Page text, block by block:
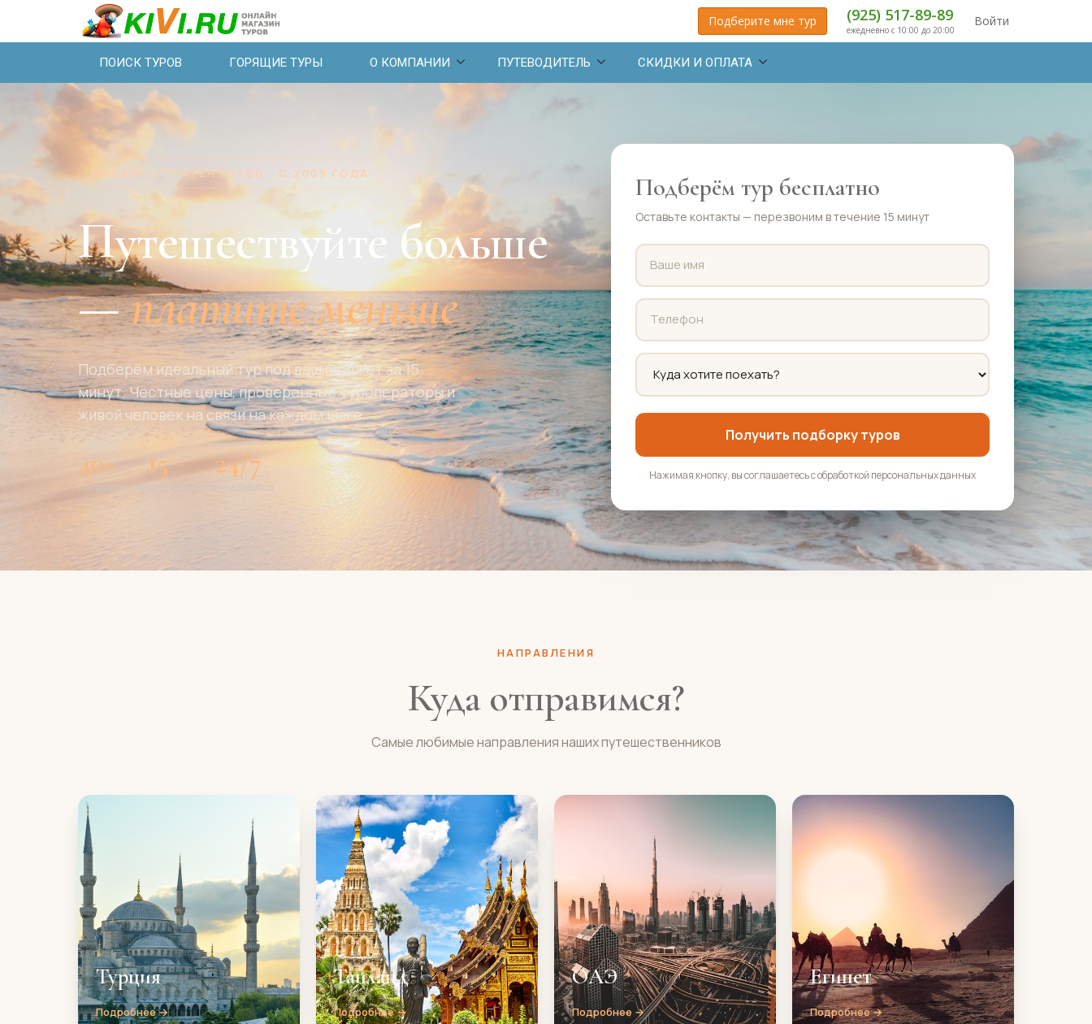
Подберите мне тур (925) 517-89-89
ежедневно с 10:00 до 20:00
Войти
ПОИСК ТУРОВ ГОРЯЩИЕ ТУРЫ О КОМПАНИИ ПУТЕВОДИТЕЛЬ СКИДКИ И ОПЛАТА
ОНЛАЙН-ТУРАГЕНТСТВО · С 2009 ГОДА
Путешествуйте больше
—платите меньше
Подберём идеальный тур под ваш бюджет за 15
минут. Честные цены, проверенные туроператоры и
живой человек на связи на каждом шаге.
40+
направлений
15
лет на рынке
24/7
поддержка
Подберём тур бесплатно
Оставьте контакты — перезвоним в течение 15 минут
Получить подборку туров
Нажимая кнопку, вы соглашаетесь с обработкой персональных данных
НАПРАВЛЕНИЯ
Куда отправимся?
Самые любимые направления наших путешественников
Турция
Подробнее →
Таиланд
Подробнее →
ОАЭ
Подробнее →
Египет
Подробнее →